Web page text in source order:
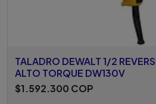
TALADRO DEWALT 1/2
ALTO TORQUE DW130V
$1.592.300 COP